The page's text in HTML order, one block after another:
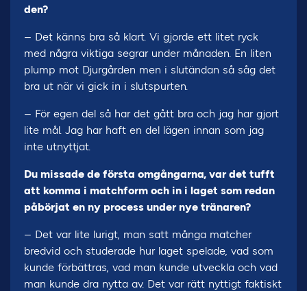
den?
– Det känns bra så klart. Vi gjorde ett litet ryck
med några viktiga segrar under månaden. En liten
plump mot Djurgården men i slutändan så såg det
bra ut när vi gick in i slutspurten.
– För egen del så har det gått bra och jag har gjort
lite mål. Jag har haft en del lägen innan som jag
inte utnyttjat.
Du missade de första omgångarna, var det tufft
att komma i matchform och in i laget som redan
påbörjat en ny process under nye tränaren?
– Det var lite lurigt, man satt många matcher
bredvid och studerade hur laget spelade, vad som
kunde förbättras, vad man kunde utveckla och vad
man kunde dra nytta av. Det var rätt nyttigt faktiskt